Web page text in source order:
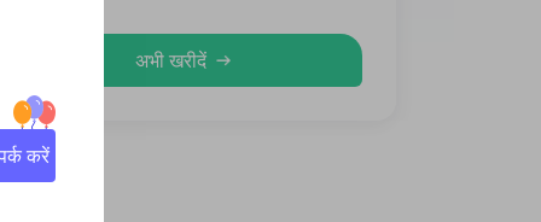
अभी खरीदें
करें